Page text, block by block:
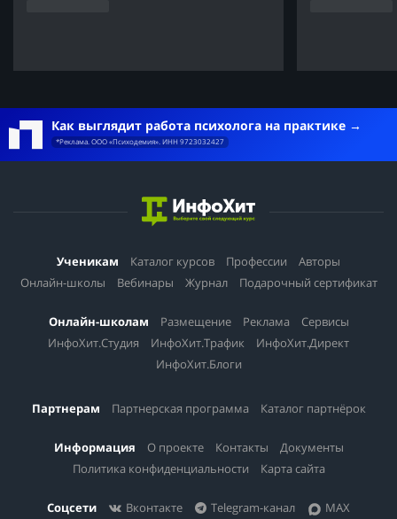
Как выглядит работа психолога на практике
*Реклама. ООО «Психодемия». ИНН 9723032427
Ученикам Каталог курсов Профессии
Авторы
Онлайн-школы
Вебинары Журнал Подарочный сертификат
Онлайн-школам Размещение Реклама
Сервисы
ИнфоХит.Студия
ИнфоХит.Трафик
ИнфоХит.Директ
ИнфоХит.Блоги
Партнерам Партнерская программа Каталог партнёрок
Информация О проекте Контакты
Документы
Политика конфиденциальности
Карта сайта
Соцсети Вконтакте Telegram-канал MAX